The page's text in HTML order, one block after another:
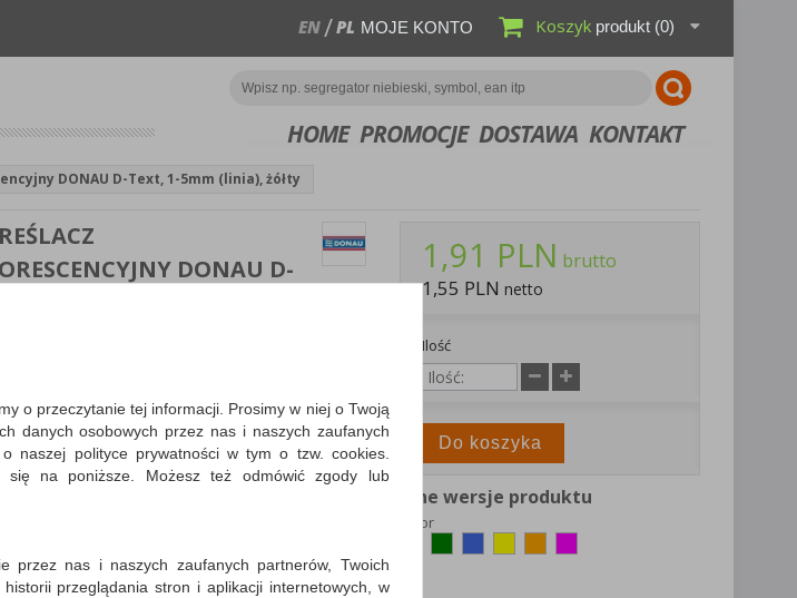
EN PL MOJE KONTO Koszyk produkt (0)
HOME PROMOCJE DOSTAWA KONTAKT
DONAU D-Text, 1-5mm (linia), żółty
DONAU D-
3 dni
Koszty dostawy
1,91 PLN brutto
1,55 PLN netto
Ilość
Do koszyka
Inne wersje produktu
kolor
o przeczytanie tej informacji. Prosimy w niej o Twoją
danych osobowych przez nas i naszych zaufanych
naszej polityce prywatności w tym o tzw. cookies.
się na poniższe. Możesz też odmówić zgody lub
przez nas i naszych zaufanych partnerów, Twoich
przeglądania stron i aplikacji internetowych, w